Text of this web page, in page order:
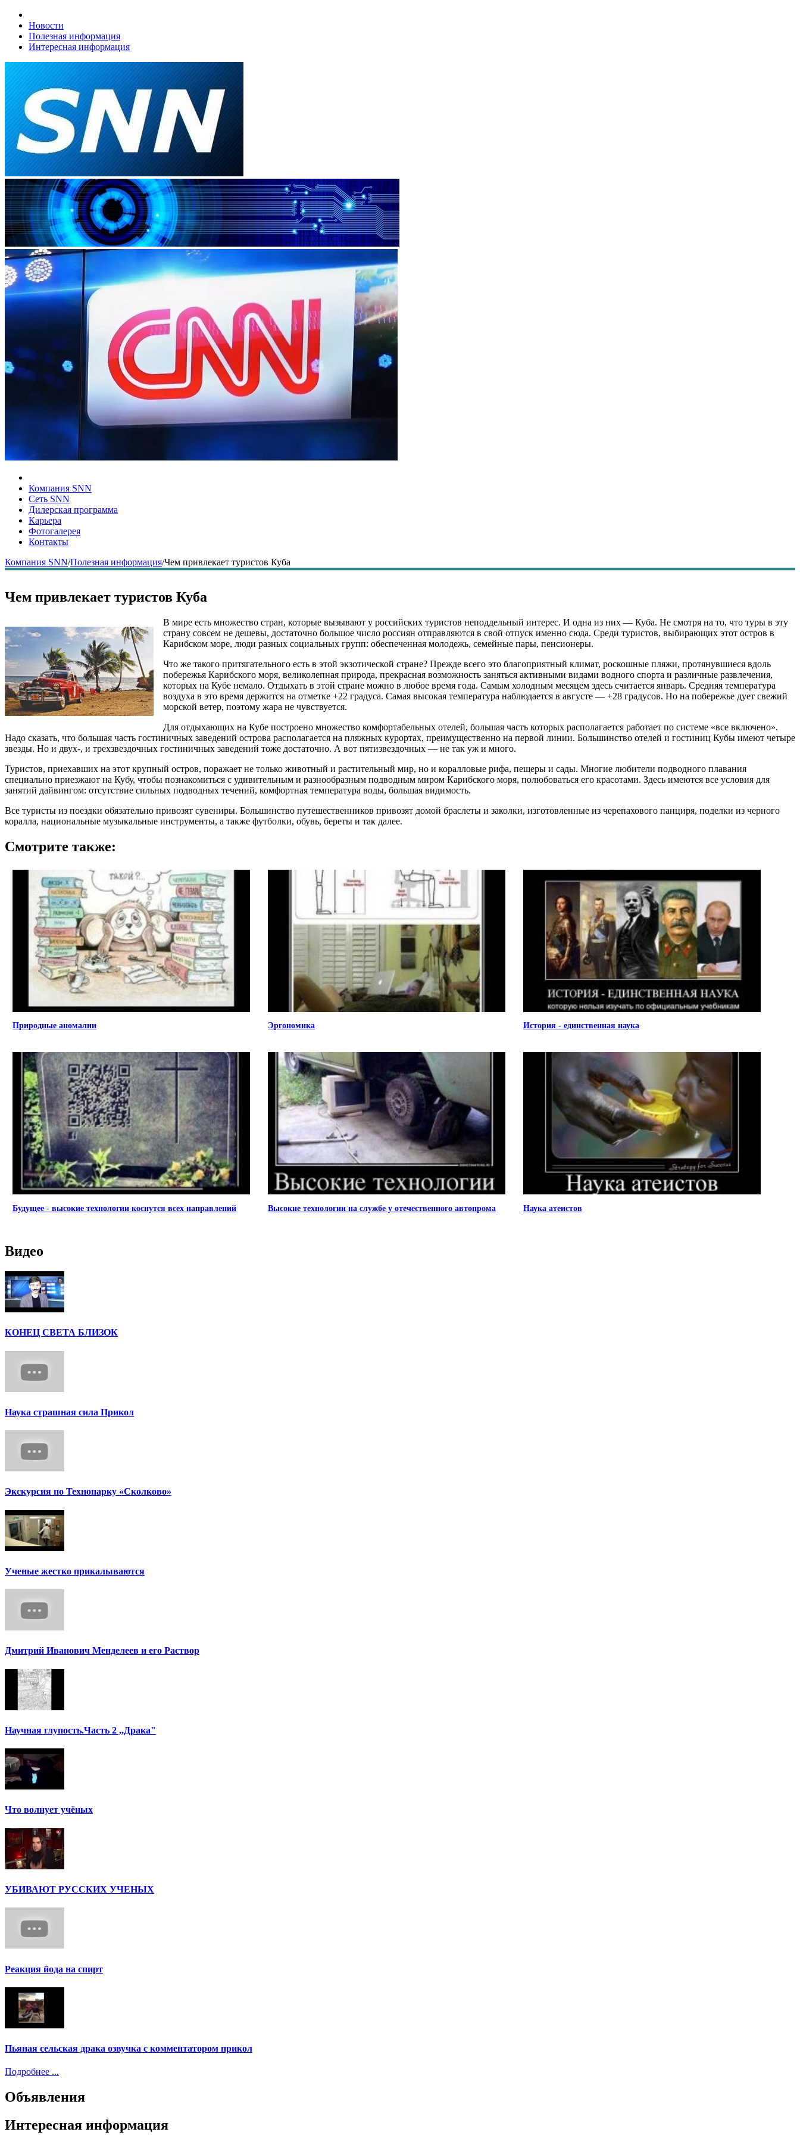
Новости
Полезная информация
Интересная информация
Компания SNN
Сеть SNN
Дилерская программа
Карьера
Фотогалерея
Контакты
Компания SNN/Полезная информация/Чем привлекает туристов Куба
Чем привлекает туристов Куба
В мире есть множество стран, которые вызывают у российских туристов неподдельный интерес. И одна из них — Куба. Не смотря на то, что туры в эту
страну совсем не дешевы, достаточно большое число россиян отправляются в свой отпуск именно сюда. Среди туристов, выбирающих этот остров в
Карибском море, люди разных социальных групп: обеспеченная молодежь, семейные пары, пенсионеры.
Что же такого притягательного есть в этой экзотической стране? Прежде всего это благоприятный климат, роскошные пляжи, протянувшиеся вдоль
побережья Карибского моря, великолепная природа, прекрасная возможность заняться активными видами водного спорта и различные развлечения,
которых на Кубе немало. Отдыхать в этой стране можно в любое время года. Самым холодным месяцем здесь считается январь. Средняя температура
воздуха в это время держится на отметке +22 градуса. Самая высокая температура наблюдается в августе — +28 градусов. Но на побережье дует свежий
морской ветер, поэтому жара не чувствуется.
Для отдыхающих на Кубе построено множество комфортабельных отелей, большая часть которых располагается работает по системе «все включено».
Надо сказать, что большая часть гостиничных заведений острова располагается на пляжных курортах, преимущественно на первой линии. Большинство отелей и гостиниц Кубы имеют четыре
звезды. Но и двух-, и трехзвездочных гостиничных заведений тоже достаточно. А вот пятизвездочных — не так уж и много.
Туристов, приехавших на этот крупный остров, поражает не только животный и растительный мир, но и коралловые рифа, пещеры и сады. Многие любители подводного плавания
специально приезжают на Кубу, чтобы познакомиться с удивительным и разнообразным подводным миром Карибского моря, полюбоваться его красотами. Здесь имеются все условия для
занятий дайвингом: отсутствие сильных подводных течений, комфортная температура воды, большая видимость.
Все туристы из поездки обязательно привозят сувениры. Большинство путешественников привозят домой браслеты и заколки, изготовленные из черепахового панциря, поделки из черного
коралла, национальные музыкальные инструменты, а также футболки, обувь, береты и так далее.
Смотрите также:
Природные аномалии Эргономика История - единственная наука
Будущее - высокие технологии коснутся всех направлений Высокие технологии на службе у отечественного автопрома Наука атеистов
Видео
КОНЕЦ СВЕТА БЛИЗОК
Наука страшная сила Прикол
Экскурсия по Технопарку «Сколково»
Ученые жестко прикалываются
Дмитрий Иванович Менделеев и его Раствор
Научная глупость.Часть 2 ,,Драка"
Что волнует учёных
УБИВАЮТ РУССКИХ УЧЕНЫХ
Реакция йода на спирт
Пьяная сельская драка озвучка с комментатором прикол
Подробнее ...
Объявления
Интересная информация